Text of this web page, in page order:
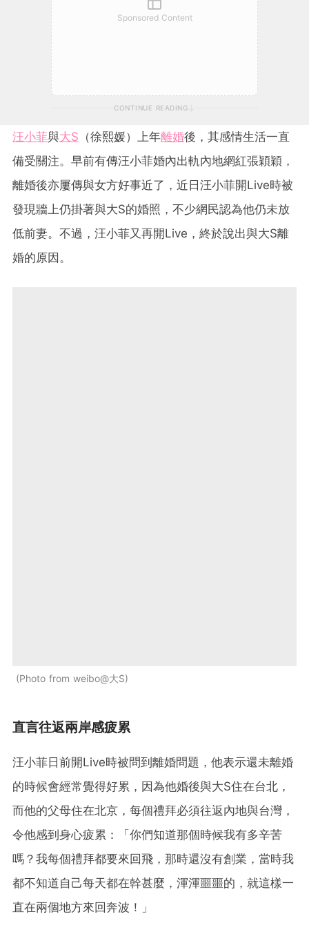
Sponsored Content
CONTINUE READING
汪小菲與大S （徐熙媛）上年離婚後，其感情生活一直
備受關注。早前有傳汪小菲婚內出軌內地網紅張穎穎，
離婚後亦屢傳與女方好事近了，近日汪小菲開Live時被
發現牆上仍掛著與大S的婚照，不少網民認為他仍未放
低前妻。不過，汪小菲又再開Live，終於說出與大S離
婚的原因。
Photo from weibo@大S
直言往返兩岸感疲累
汪小菲日前開Live時被問到離婚問題，他表示還未離婚
的時候會經常覺得好累，因為他婚後與大S住在台北，
而他的父母住在北京，每個禮拜必須往返內地與台灣，
令他感到身心疲累：「你們知道那個時候我有多辛苦
嗎？我每個禮拜都要來回飛，那時還沒有創業，當時我
都不知道自己每天都在幹甚麼，渾渾噩噩的，就這樣一
直在兩個地方來回奔波！」